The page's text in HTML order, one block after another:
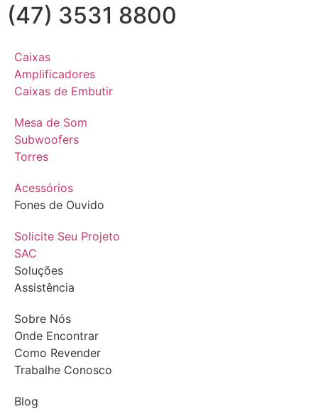
(47) 3531 8800
Caixas
Amplificadores
Caixas de Embutir
Mesa de Som
Subwoofers
Torres
Acessórios
Fones de Ouvido
Solicite Seu Projeto
SAC
Soluções
Assistência
Sobre Nós
Onde Encontrar
Como Revender
Trabalhe Conosco
Blog